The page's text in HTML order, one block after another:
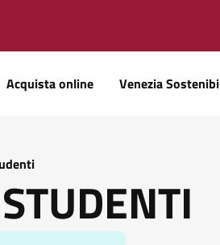
Acquista online Venezia